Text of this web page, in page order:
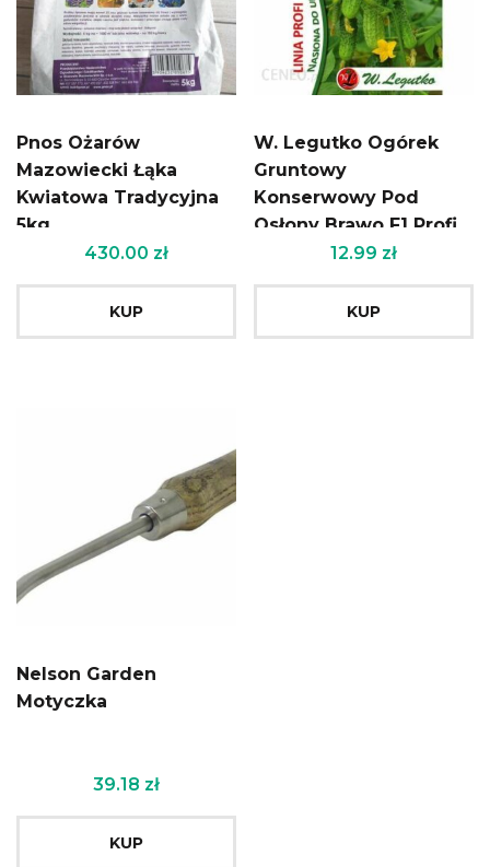
Pnos Ożarów
Mazowiecki Łąka
Kwiatowa Tradycyjna
5kg
430.00 zł
KUP
W. Legutko Ogórek
Gruntowy
Konserwowy Pod
Osłony Brawo F1 Profi
5903837449439
12.99 zł
KUP
Nelson Garden
Motyczka
39.18 zł
KUP